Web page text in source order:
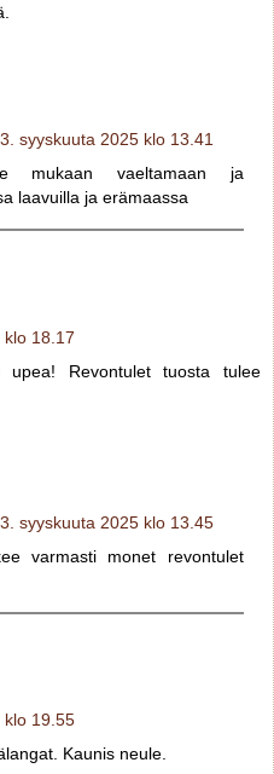
syyskuuta 2025 klo 13.41
mukaan vaeltamaan ja
laavuilla ja erämaassa
klo 18.17
Revontulet tuosta tulee
syyskuuta 2025 klo 13.45
varmasti monet revontulet
klo 19.55
Kaunis neule.